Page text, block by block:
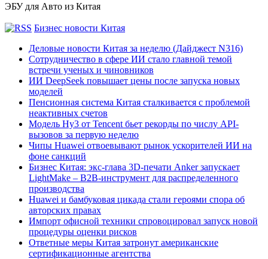
ЭБУ для Авто из Китая
Бизнес новости Китая
Деловые новости Китая за неделю (Дайджест N316)
Сотрудничество в сфере ИИ стало главной темой
встречи ученых и чиновников
ИИ DeepSeek повышает цены после запуска новых
моделей
Пенсионная система Китая сталкивается с проблемой
неактивных счетов
Модель Hy3 от Tencent бьет рекорды по числу API-
вызовов за первую неделю
Чипы Huawei отвоевывают рынок ускорителей ИИ на
фоне санкций
Бизнес Китая: экс-глава 3D-печати Anker запускает
LightMake – B2B-инструмент для распределенного
производства
Huawei и бамбуковая цикада стали героями спора об
авторских правах
Импорт офисной техники спровоцировал запуск новой
процедуры оценки рисков
Ответные меры Китая затронут американские
сертификационные агентства